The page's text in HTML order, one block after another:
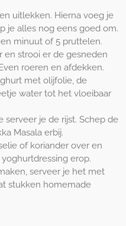
uitlekken. Hierna voeg je
je alles nog eens goed om.
minuut of 5 pruttelen.
en strooi er de gesneden
roeren en afdekken.
met olijfolie, de
water tot het vloeibaar
serveer je de rijst. Schep de
Masala erbij.
of koriander over en
erop.
serveer je het met
stukken homemade